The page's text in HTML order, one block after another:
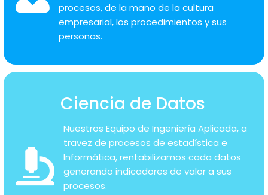
procesos, de la mano de la cultura
empresarial, los procedimientos y sus
personas.
Ciencia de Datos
Nuestros Equipo de Ingeniería Aplicada, a
travez de procesos de estadística e
Informática, rentabilizamos cada datos
generando indicadores de valor a sus
procesos.